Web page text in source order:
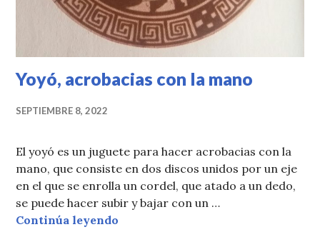
Yoyó, acrobacias con la mano
SEPTIEMBRE 8, 2022
El yoyó es un juguete para hacer acrobacias con la
mano, que consiste en dos discos unidos por un eje
en el que se enrolla un cordel, que atado a un dedo,
se puede hacer subir y bajar con un …
Continúa leyendo